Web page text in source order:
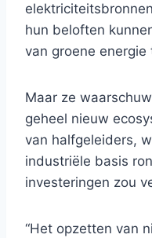
hun beloften
van groene energie
Maar ze
geheel nieuw
van halfgeleiders,
industriële basis
investeringen zou
“Het opzetten van